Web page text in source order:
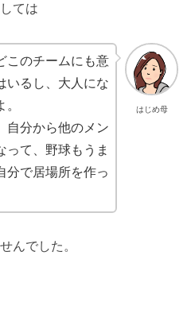
ては
はじめ母
このチームにも意
いるし、大人にな
自分から他のメン
って、野球もうま
分で居場所を作っ
んでした。